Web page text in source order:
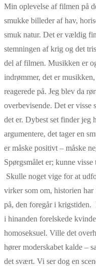
Min oplevelse af filmen på
smukke billeder af hav,
smuk natur. Det er vældig
stemningen af krig og det
del af filmen. Musikken er
indrømmer, det er
reagerede på. Jeg blev da
overbevisende. Det er visse
det er. Dybest set finder
argumentere, det tager en
er måske positivt – måske
Spørgsmålet er; kunne
Skulle noget vige for at
virker som om, historien
på, den foregår i
i hinanden forelskede
homoseksuel. Ville det
hører moderskabet kalde –
det svært. Vi ser dog en